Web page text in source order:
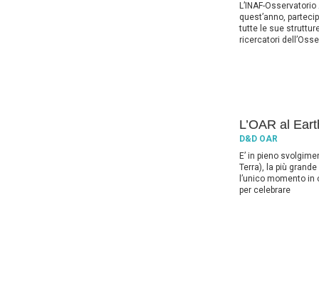
L’INAF-
quest’anno,
tutte le sue
ricercatori
L’OAR al
D&D OAR
E’ in pieno
Terra), la più
l’unico momento
per celebrare